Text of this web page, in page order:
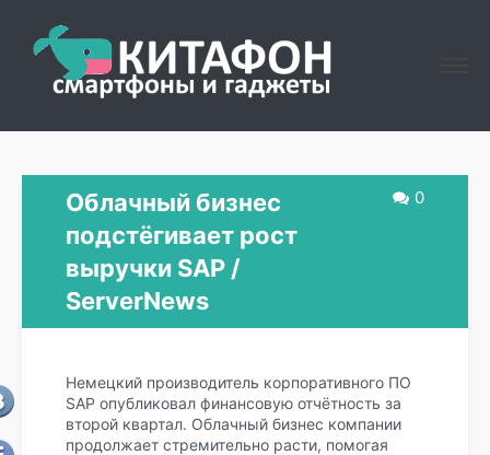
0
Облачный бизнес
подстёгивает рост
выручки SAP /
ServerNews
Немецкий производитель корпоративного ПО
SAP опубликовал финансовую отчётность за
второй квартал. Облачный бизнес компании
продолжает стремительно расти, помогая